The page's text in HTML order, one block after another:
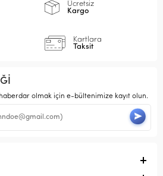
Ücretsiz
Kargo
Kartlara
Taksit
olmak için e-bültenimize kayıt olun.